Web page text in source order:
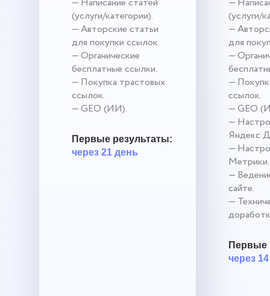
(услуги/категории).
— Авторские статьи
для покупки ссылок.
— Органические
бесплатные ссылки.
— Покупка трастовых
ссылок.
— GEO (ИИ).
Первые результаты:
через 21 день
(услуги/
—
для
—
—
ссылок.
— GEO
—
Яндекс
—
Метрики.
—
сайте.
—
Первые
через